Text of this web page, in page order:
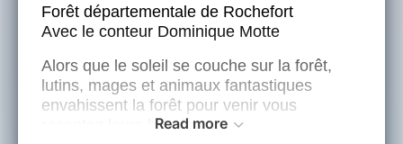
Forêt départementale de Rochefort
Avec le conteur Dominique Motte
Alors que le soleil se couche sur la forêt,
lutins, mages et animaux fantastiques
envahissent la forêt pour venir vous
racontez leurs histoires.
Read more